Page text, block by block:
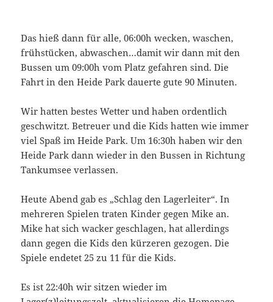
Das hieß dann für alle, 06:00h wecken, waschen,
frühstücken, abwaschen…damit wir dann mit den
Bussen um 09:00h vom Platz gefahren sind. Die
Fahrt in den Heide Park dauerte gute 90 Minuten.
Wir hatten bestes Wetter und haben ordentlich
geschwitzt. Betreuer und die Kids hatten wie immer
viel Spaß im Heide Park. Um 16:30h haben wir den
Heide Park dann wieder in den Bussen in Richtung
Tankumsee verlassen.
Heute Abend gab es „Schlag den Lagerleiter“. In
mehreren Spielen traten Kinder gegen Mike an.
Mike hat sich wacker geschlagen, hat allerdings
dann gegen die Kids den kürzeren gezogen. Die
Spiele endetet 25 zu 11 für die Kids.
Es ist 22:40h wir sitzen wieder im